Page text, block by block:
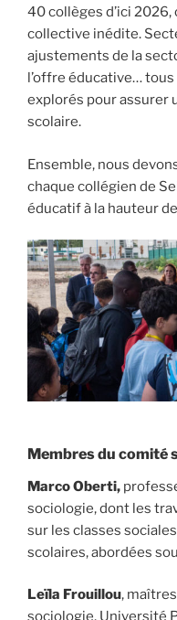
40 collèges d’ici
collective inédite.
ajustements de la
l’offre éducative…
explorés pour assurer
scolaire.
Ensemble, nous
chaque collégien de
éducatif à la hauteur
Membres du comité
Marco Oberti,
sociologie, dont les
sur les classes
scolaires, abordées
Leïla Frouillou,
sociologie, Université